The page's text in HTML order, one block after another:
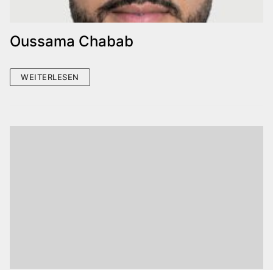
Oussama Chabab
WEITERLESEN